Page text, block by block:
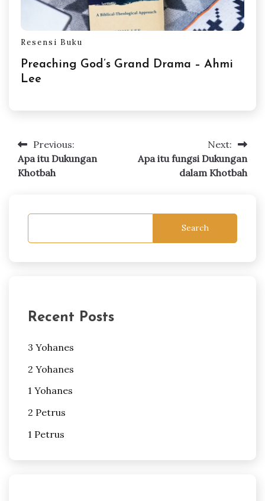
Resensi Buku
Preaching God’s Grand Drama – Ahmi
Lee
Post
navigation
Previous:
Apa itu Dukungan
Khotbah
Next:
Apa itu fungsi Dukungan
dalam Khotbah
Search
Recent Posts
3 Yohanes
2 Yohanes
1 Yohanes
2 Petrus
1 Petrus